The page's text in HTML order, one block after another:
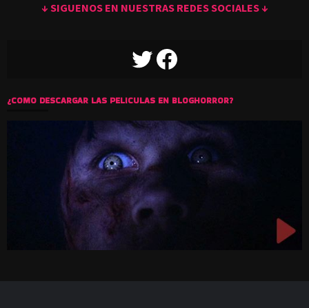
↓ SIGUENOS EN NUESTRAS REDES SOCIALES ↓
TWITTERFACEBOOK
¿COMO DESCARGAR LAS PELICULAS EN BLOGHORROR?